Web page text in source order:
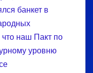
банкет в
что наш Пакт по
уровню